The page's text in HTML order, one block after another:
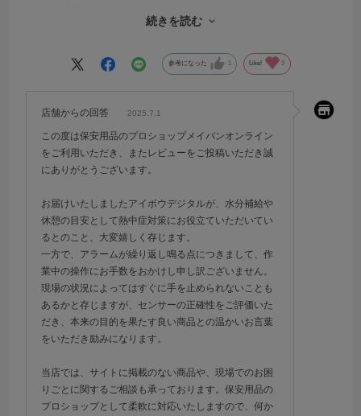
ってしまって少し困ります。
その度に休憩していたら仕事になりません。
センサーとしては正確だと思うのでいい商品だと思いますが何回もア
本来の目的である熱中症対策にはいいと思います。
続きを読む
参考になった 1 Like! 3
店舗からの回答 2025.7.1
この度は保安用品のプロショップメイバンオンライン
をご利用いただき、またレビューをご投稿いただき誠
にありがとうございます。
お届けいたしましたアイボウデジタルが、水分補給や
休憩の目安として熱中症対策にお役立ていただいてい
るとのこと、大変嬉しく存じます。
一方で、アラームが繰り返し鳴る点につきまして、作
業中の操作にお手数をおかけし申し訳ございません。
現場の状況によってはすぐに手を止められないことも
あるかと存じますが、センサーの正確性をご評価いた
だき、本来の目的を果たす良い商品との温かいお言葉
をいただき励みになります。
当店では、サイトに掲載のない商品や、現場でのお困
りごとに関するご相談も承っております。保安用品の
プロショップとして柔軟に対応いたしますので、何か